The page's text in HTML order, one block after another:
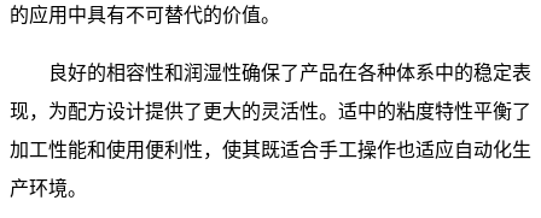
的应用中具有不可替代的价值。
良好的相容性和润湿性确保了产品在各种体系中的稳定表
现，为配方设计提供了更大的灵活性。适中的粘度特性平衡了
加工性能和使用便利性，使其既适合手工操作也适应自动化生
产环境。